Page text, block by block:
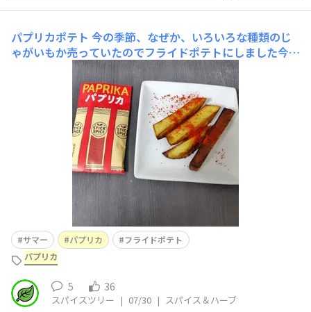
パプリカポテト 今の季節、なぜか、いろいろな種類のじ
ゃがいもか売っていたのでフライドポテトにしました今回
は、インカのめざめパプリカに塩を加えて振ってみました
サマー パプリカ
フライドポテト
パプリカ
5 36
スパイスツリー | 07/30 | スパイス＆ハーブ